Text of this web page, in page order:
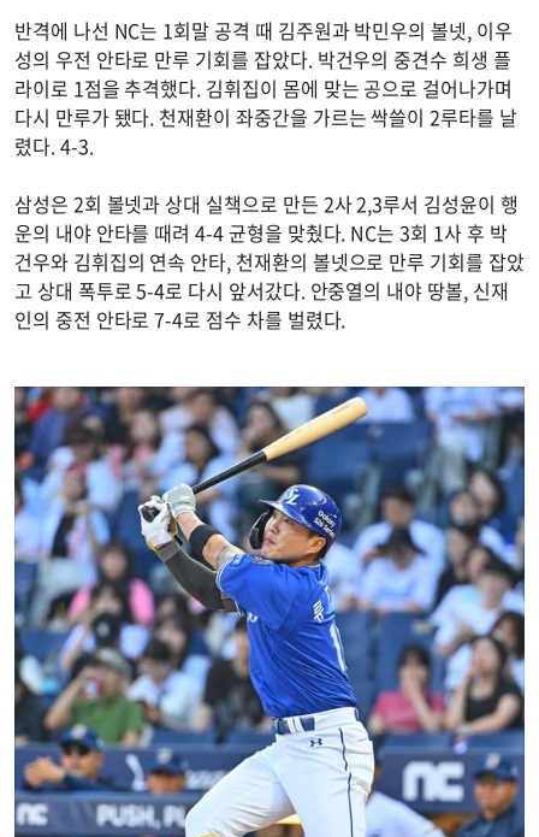
반격에 나선 NC는 1회말 공격 때 김주원과 박민우의 볼넷, 이우
성의 우전 안타로 만루 기회를 잡았다. 박건우의 중견수 희생 플
라이로 1점을 추격했다. 김휘집이 몸에 맞는 공으로 걸어나가며
다시 만루가 됐다. 천재환이 좌중간을 가르는 싹쓸이 2루타를 날
렸다. 4-3.
삼성은 2회 볼넷과 상대 실책으로 만든 2사 2,3루서 김성윤이 행
운의 내야 안타를 때려 4-4 균형을 맞췄다. NC는 3회 1사 후 박
건우와 김휘집의 연속 안타, 천재환의 볼넷으로 만루 기회를 잡았
고 상대 폭투로 5-4로 다시 앞서갔다. 안중열의 내야 땅볼, 신재
인의 중전 안타로 7-4로 점수 차를 벌렸다.